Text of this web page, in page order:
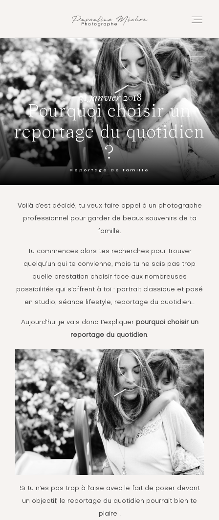
31 janvier 2018
Pourquoi choisir un
reportage du quotidien
?
Reportage de famille
Voilà c’est décidé, tu veux faire appel à un photographe
professionnel pour garder de beaux souvenirs de ta
famille.
Tu commences alors tes recherches pour trouver
quelqu’un qui te convienne, mais tu ne sais pas trop
quelle prestation choisir face aux nombreuses
possibilités qui s’offrent à toi : portrait classique et posé
en studio, séance lifestyle, reportage du quotidien…
Aujourd’hui je vais donc t’expliquer pourquoi choisir un
reportage du quotidien.
Si tu n’es pas trop à l’aise avec le fait de poser devant
un objectif, le reportage du quotidien pourrait bien te
plaire !
Accueil
Accompagnements
Blog
Podcast